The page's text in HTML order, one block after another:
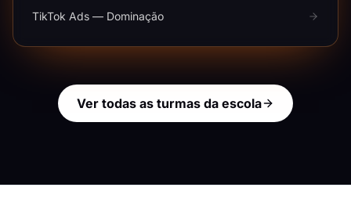
TikTok Ads — Dominação
Ver todas as turmas da escola